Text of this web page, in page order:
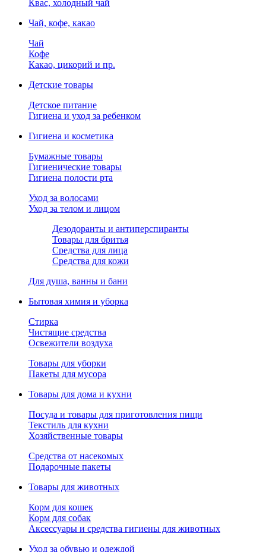
Квас, холодный чай
Чай, кофе, какао
Чай
Кофе
Какао, цикорий и пр.
Детские товары
Детское питание
Гигиена и уход за ребенком
Гигиена и косметика
Бумажные товары
Гигиенические товары
Гигиена полости рта
Уход за волосами
Уход за телом и лицом
Дезодоранты и антиперспиранты
Товары для бритья
Средства для лица
Средства для кожи
Для душа, ванны и бани
Бытовая химия и уборка
Стирка
Чистящие средства
Освежители воздуха
Товары для уборки
Пакеты для мусора
Товары для дома и кухни
Посуда и товары для приготовления пищи
Текстиль для кухни
Хозяйственные товары
Средства от насекомых
Подарочные пакеты
Товары для животных
Корм для кошек
Корм для собак
Аксессуары и средства гигиены для животных
Уход за обувью и одеждой